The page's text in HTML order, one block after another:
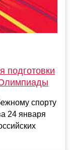
подготовки
спорту
24 января